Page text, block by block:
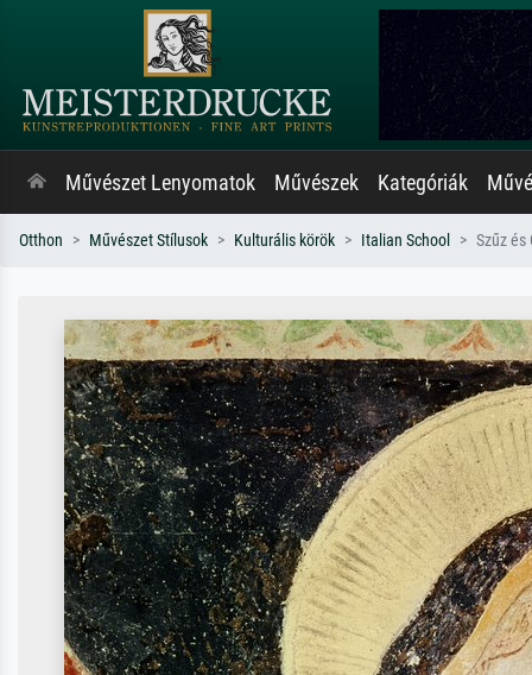
Művészet Lenyomatok Művészek Kategóriák
Otthon Művészet Stílusok Kulturális körök Italian School Szűz és